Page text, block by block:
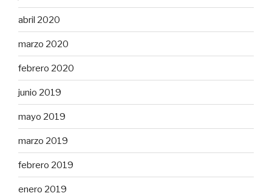
abril 2020
marzo 2020
febrero 2020
junio 2019
mayo 2019
marzo 2019
febrero 2019
enero 2019